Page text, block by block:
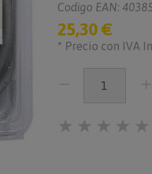
Codigo EAN:
25,30 €
* Precio con IVA
★ ★ ★ ★ ★